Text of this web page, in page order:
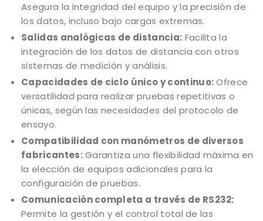
Asegura la integridad del equipo y la precisión de
los datos, incluso bajo cargas extremas.
Salidas analógicas de distancia: Facilita la
integración de los datos de distancia con otros
sistemas de medición y análisis.
Capacidades de ciclo único y continuo:Ofrece
versatilidad para realizar pruebas repetitivas o
únicas, según las necesidades del protocolo de
ensayo.
Compatibilidad con manómetros de diversos
fabricantes:Garantiza una flexibilidad máxima en
la elección de equipos adicionales para la
configuración de pruebas.
Comunicación completa a través de RS232:
Permite la gestión y el control total de las